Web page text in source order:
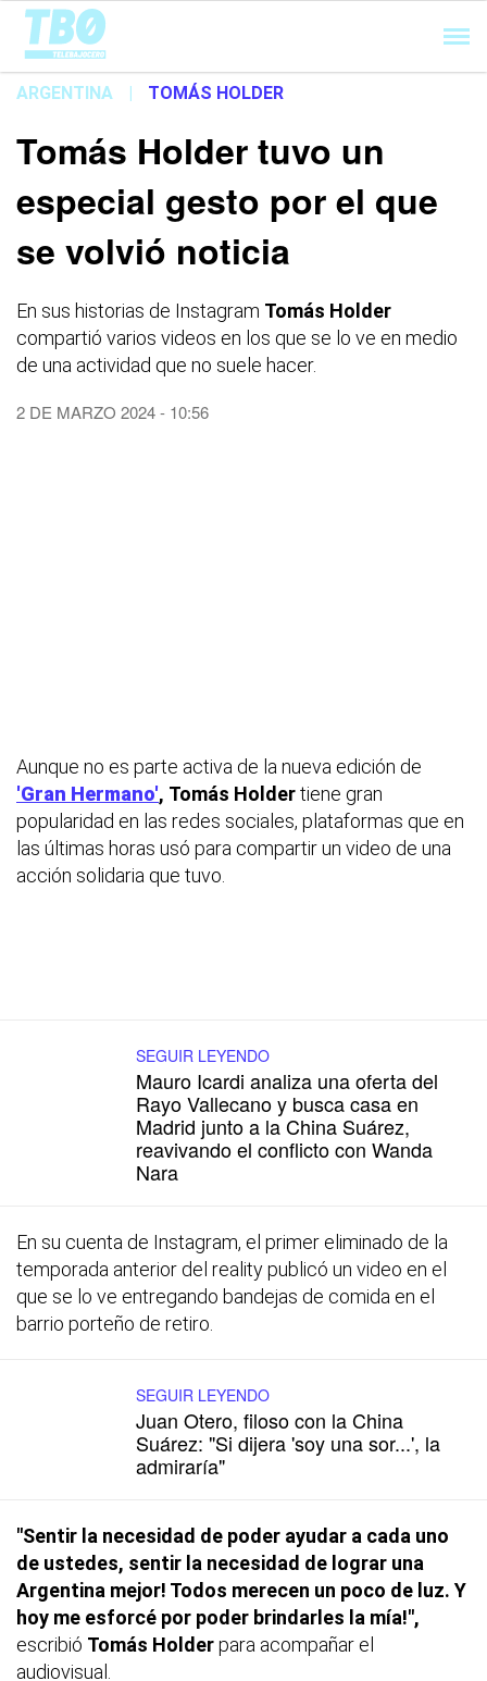
Cargando...
ARGENTINA | TOMÁS HOLDER
Tomás Holder tuvo un
especial gesto por el que
se volvió noticia
En sus historias de Instagram Tomás Holder
compartió varios videos en los que se lo ve en medio
de una actividad que no suele hacer.
2 DE MARZO 2024 - 10:56
Aunque no es parte activa de la nueva edición de
'Gran Hermano', Tomás Holdertiene gran
popularidad en las redes sociales, plataformas que en
las últimas horas usó para compartir un video de una
acción solidaria que tuvo.
SEGUIR LEYENDO
Mauro Icardi analiza una oferta del
Rayo Vallecano y busca casa en
Madrid junto a la China Suárez,
reavivando el conflicto con Wanda
Nara
En su cuenta de Instagram, el primer eliminado de la
temporada anterior del realitypublicó un video en el
que se lo ve entregando bandejas de comida en el
barrio porteño de retiro.
SEGUIR LEYENDO
Juan Otero, filoso con la China
Suárez: "Si dijera 'soy una sor...', la
admiraría"
"Sentir la necesidad de poder ayudar a cada uno
de ustedes, sentir la necesidad de lograr una
Argentina mejor! Todos merecen un poco de luz. Y
hoy me esforcé por poder brindarles la mía!",
escribió Tomás Holderpara acompañar el
audiovisual.